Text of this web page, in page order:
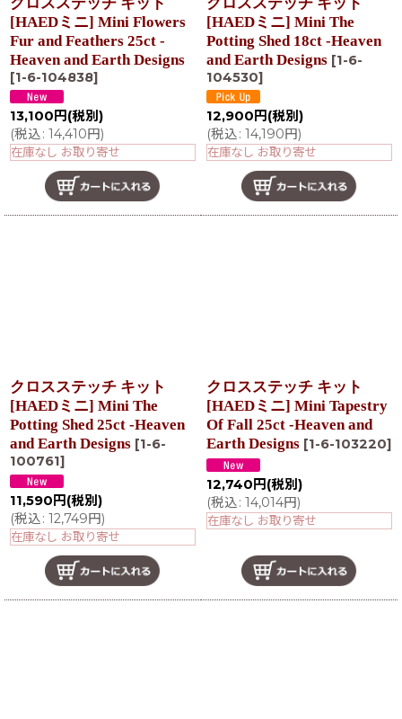
[HAEDミニ] Mini Flowers
Fur and Feathers 25ct -
Heaven and Earth Designs
[1-6-104838]
13,100 円 (税別)
(税込: 14,410円)
在庫なし お取り寄せ
[HAEDミニ] Mini The
Potting Shed 18ct -Heaven
and Earth Designs [1-6-
104530]
12,900 円 (税別)
(税込: 14,190円)
在庫なし お取り寄せ
クロスステッチ キット
[HAEDミニ] Mini The
Potting Shed 25ct -Heaven
and Earth Designs [1-6-
100761]
11,590 円 (税別)
(税込: 12,749円)
在庫なし お取り寄せ
クロスステッチ キット
[HAEDミニ] Mini Tapestry
Of Fall 25ct -Heaven and
Earth Designs [1-6-103220]
12,740 円 (税別)
(税込: 14,014円)
在庫なし お取り寄せ